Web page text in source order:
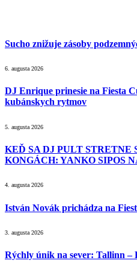
Sucho znižuje zásoby
6. augusta 2026
DJ Enrique prinesie na Fiesta
kubánskych rytmov
5. augusta 2026
KEĎ SA DJ PULT STRETNE
KONGÁCH: YANKO SIPOS
4. augusta 2026
István Novák prichádza na
3. augusta 2026
Rýchly únik na sever: Tallinn –